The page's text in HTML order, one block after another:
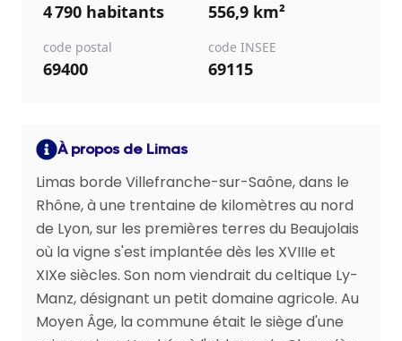
4 790 habitants 556,9 km²
code postal
69400
code INSEE
69115
À propos de Limas
Limas borde Villefranche-sur-Saône, dans le
Rhône, à une trentaine de kilomètres au nord
de Lyon, sur les premières terres du Beaujolais
où la vigne s'est implantée dès les XVIIIe et
XIXe siècles. Son nom viendrait du celtique Ly-
Manz, désignant un petit domaine agricole. Au
Moyen Âge, la commune était le siège d'une